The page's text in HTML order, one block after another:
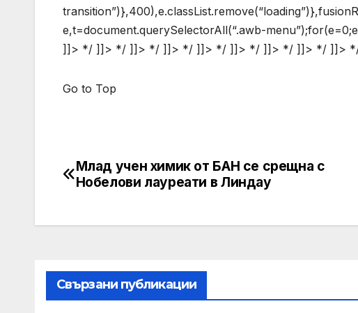
e,t=document.querySelectorAll(“.awb-
]]> */ ]]> */ ]]> */ ]]> */ ]]> */ ]]> */ ]]> */ ]]> */ ]]>
Go to Top
Post
Млад учен химик от БАН се срещна с
Нобелови лауреати в Линдау
Свързани публикации